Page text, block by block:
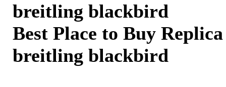
breitling blackbird
Best Place to Buy
breitling blackbird